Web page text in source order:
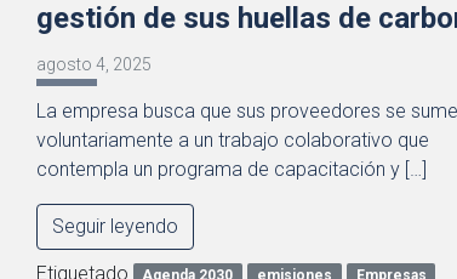
gestión de sus huellas de
agosto 4, 2025
La empresa busca que sus proveedores se
voluntariamente a un trabajo colaborativo que
contempla un programa de capacitación y […]
Seguir leyendo
Etiquetado Agenda 2030 emisiones
Empresas